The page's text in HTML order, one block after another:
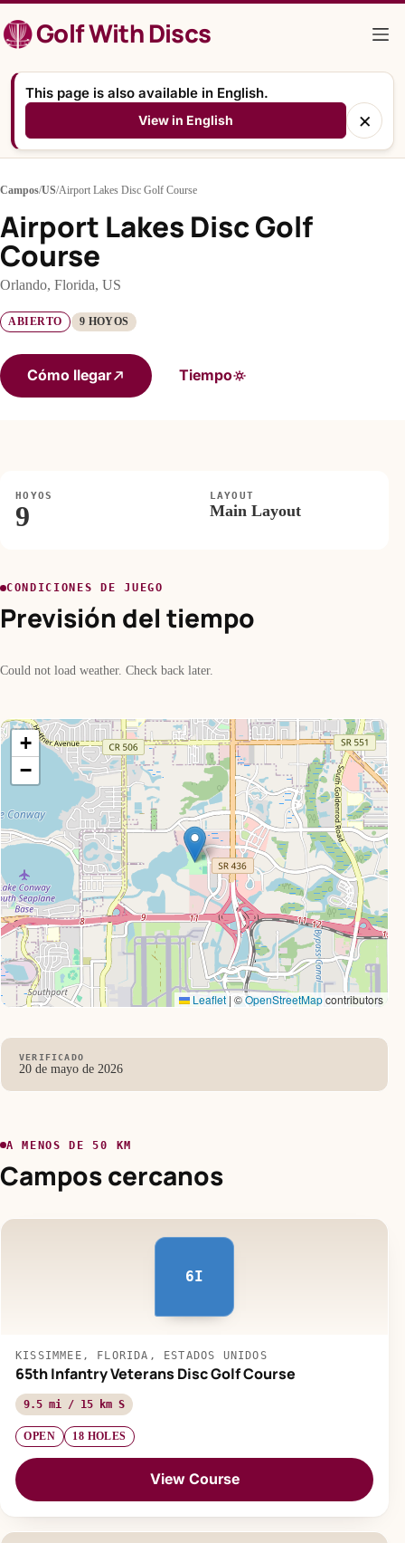
al
contenidoGolf With Discs
This page is also available in English.
View in English ×
Campos/US/Airport Lakes Disc Golf Course
Airport Lakes Disc Golf
Course
Orlando, Florida, US
ABIERTO 9 HOYOS
Cómo llegar Tiempo
HOYOS
9
LAYOUT
Main Layout
CONDICIONES DE JUEGO
Previsión del tiempo
Could not load weather. Check back later.
+
−
Leaflet | ©OpenStreetMapcontributors
VERIFICADO
20 de mayo de 2026
A MENOS DE 50 KM
Campos cercanos
6I
KISSIMMEE, FLORIDA, ESTADOS UNIDOS
65th Infantry Veterans Disc Golf Course
9.5 mi / 15 km S
OPEN 18 HOLES
View Course